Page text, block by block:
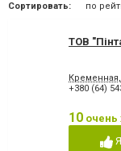
Сортировать: по
ТОВ
+380 (64)
10